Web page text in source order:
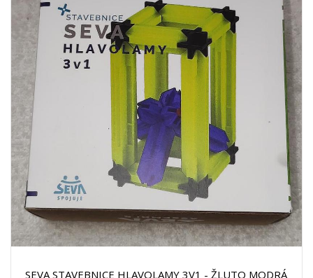
SEVA STAVEBNICE HLAVOLAMY 3V1 - ŽLUTO MODRÁ